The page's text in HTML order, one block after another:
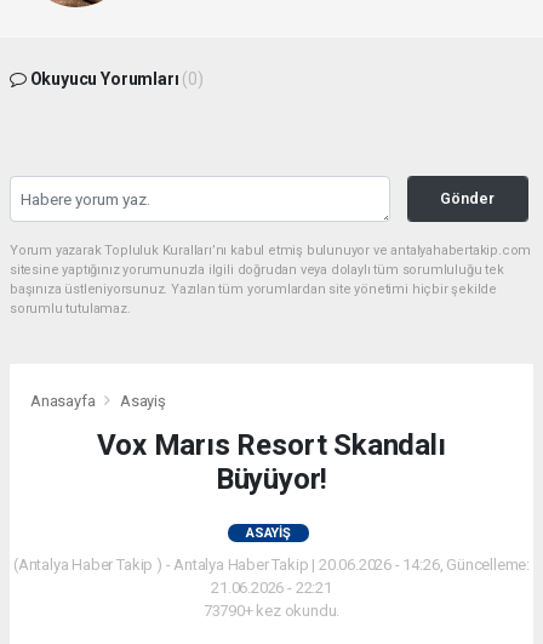
Okuyucu Yorumları (0)
Gönder
Yorum yazarak Topluluk Kuralları’nı kabul etmiş bulunuyor ve antalyahabertakip.com
sitesine yaptığınız yorumunuzla ilgili doğrudan veya dolaylı tüm sorumluluğu tek
başınıza üstleniyorsunuz. Yazılan tüm yorumlardan site yönetimi hiçbir şekilde
sorumlu tutulamaz.
Anasayfa Asayiş
Vox Marıs Resort Skandalı
Büyüyor!
ASAYIŞ
(Antalya Haber Takip ) - Antalya Haber Takip | 20.06.2026 - 14:26, Güncelleme:
21.06.2026 - 22:21
73790+ kez okundu.